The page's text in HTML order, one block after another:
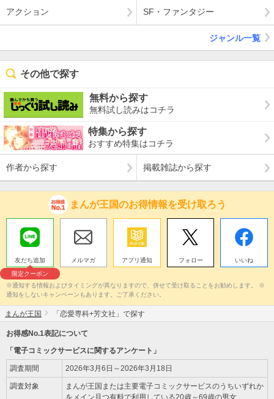
アクション SF・ファンタジー
ジャンル一覧
その他で探す
無料から探す
無料試し読みはコチラ
特集から探す
おすすめ特集はコチラ
作者から探す 掲載雑誌から探す
まんが王国のお得情報を受け取ろう
友だち追加
限定クーポン
メルマガ アプリ通知 フォロー いいね
※通知する情報およびタイミングが異なりますので、併せて受け取ることをお勧めします。 ※
通知をしないキャンペーンもあります。ご了承ください。
まんが王国 「恋愛専科+芳文社」で探す
お得感No.1表記について
「電子コミックサービスに関するアンケート」
調査期間 2026年3月6日～2026年3月18日
調査対象
まんが王国または主要電子コミックサービスのうちいずれか
をメイン且つ有料で利用している20歳～69歳の男女